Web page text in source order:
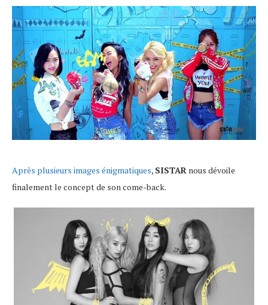
Après plusieurs images énigmatiques, SISTAR nous dévoile
finalement le concept de son come-back.